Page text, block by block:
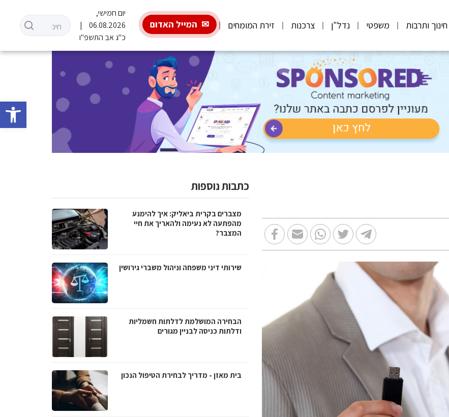
פתח
חינוך ותרבות משפטי נדל"ן צרכנות זירת המומחים המייל האדום
יום חמישי,
06.08.2026
כ"ג אב התשפ"ו
כתבות נוספות
מצברים בקרית ביאליק: איך להימנע
מהפתעה לא נעימה ולהאריך את חיי
המצבר?
שירותי דיני משפחה וניהול משברי גירושין
הבחירה המושלמת לדלתות חשמליות
ודלתות כניסה לבניין מגורים
בית מאזן - מדריך לבחירת הטיפול הנכון